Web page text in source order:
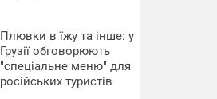
Плювки в їжу та інше: у
Грузії обговорюють
"спеціальне меню" для
російських туристів